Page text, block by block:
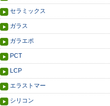
セラミックス
ガラス
ガラエポ
PCT
LCP
エラストマー
シリコン